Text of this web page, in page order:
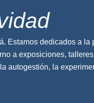
Estamos dedicados a la
a exposiciones,
autogestión, la